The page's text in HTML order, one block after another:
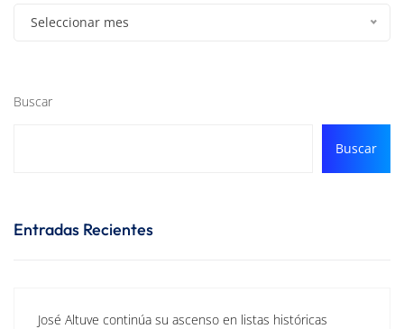
Seleccionar mes
Buscar
Buscar
Entradas Recientes
José Altuve continúa su ascenso en listas históricas